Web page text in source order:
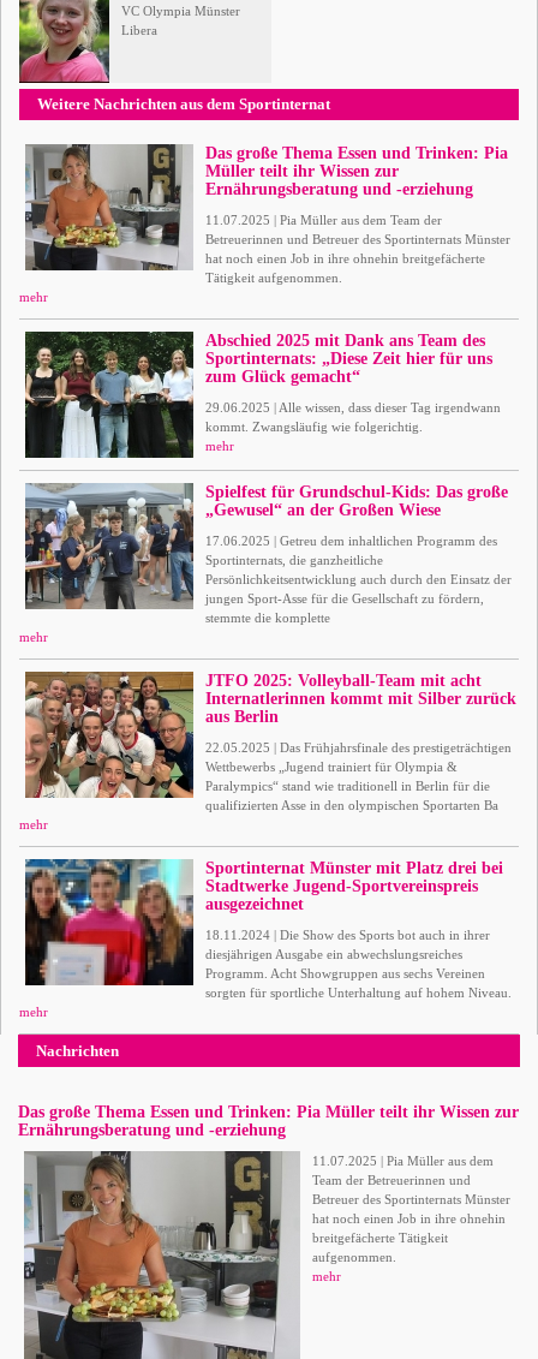
VC Olympia Münster
Libera
Weitere Nachrichten aus dem Sportinternat
Das große Thema Essen und Trinken: Pia
Müller teilt ihr Wissen zur
Ernährungsberatung und -erziehung
11.07.2025 | Pia Müller aus dem Team der
Betreuerinnen und Betreuer des Sportinternats Münster
hat noch einen Job in ihre ohnehin breitgefächerte
Tätigkeit aufgenommen.
mehr
Abschied 2025 mit Dank ans Team des
Sportinternats: „Diese Zeit hier für uns
zum Glück gemacht“
29.06.2025 | Alle wissen, dass dieser Tag irgendwann
kommt. Zwangsläufig wie folgerichtig.
mehr
Spielfest für Grundschul-Kids: Das große
„Gewusel“ an der Großen Wiese
17.06.2025 | Getreu dem inhaltlichen Programm des
Sportinternats, die ganzheitliche
Persönlichkeitsentwicklung auch durch den Einsatz der
jungen Sport-Asse für die Gesellschaft zu fördern,
stemmte die komplette
mehr
JTFO 2025: Volleyball-Team mit acht
Internatlerinnen kommt mit Silber zurück
aus Berlin
22.05.2025 | Das Frühjahrsfinale des prestigeträchtigen
Wettbewerbs „Jugend trainiert für Olympia &
Paralympics“ stand wie traditionell in Berlin für die
qualifizierten Asse in den olympischen Sportarten Ba
mehr
Sportinternat Münster mit Platz drei bei
Stadtwerke Jugend-Sportvereinspreis
ausgezeichnet
18.11.2024 | Die Show des Sports bot auch in ihrer
diesjährigen Ausgabe ein abwechslungsreiches
Programm. Acht Showgruppen aus sechs Vereinen
sorgten für sportliche Unterhaltung auf hohem Niveau.
mehr
Nachrichten
Das große Thema Essen und Trinken: Pia Müller teilt ihr Wissen zur
Ernährungsberatung und -erziehung
11.07.2025 | Pia Müller aus dem
Team der Betreuerinnen und
Betreuer des Sportinternats Münster
hat noch einen Job in ihre ohnehin
breitgefächerte Tätigkeit
aufgenommen.
mehr